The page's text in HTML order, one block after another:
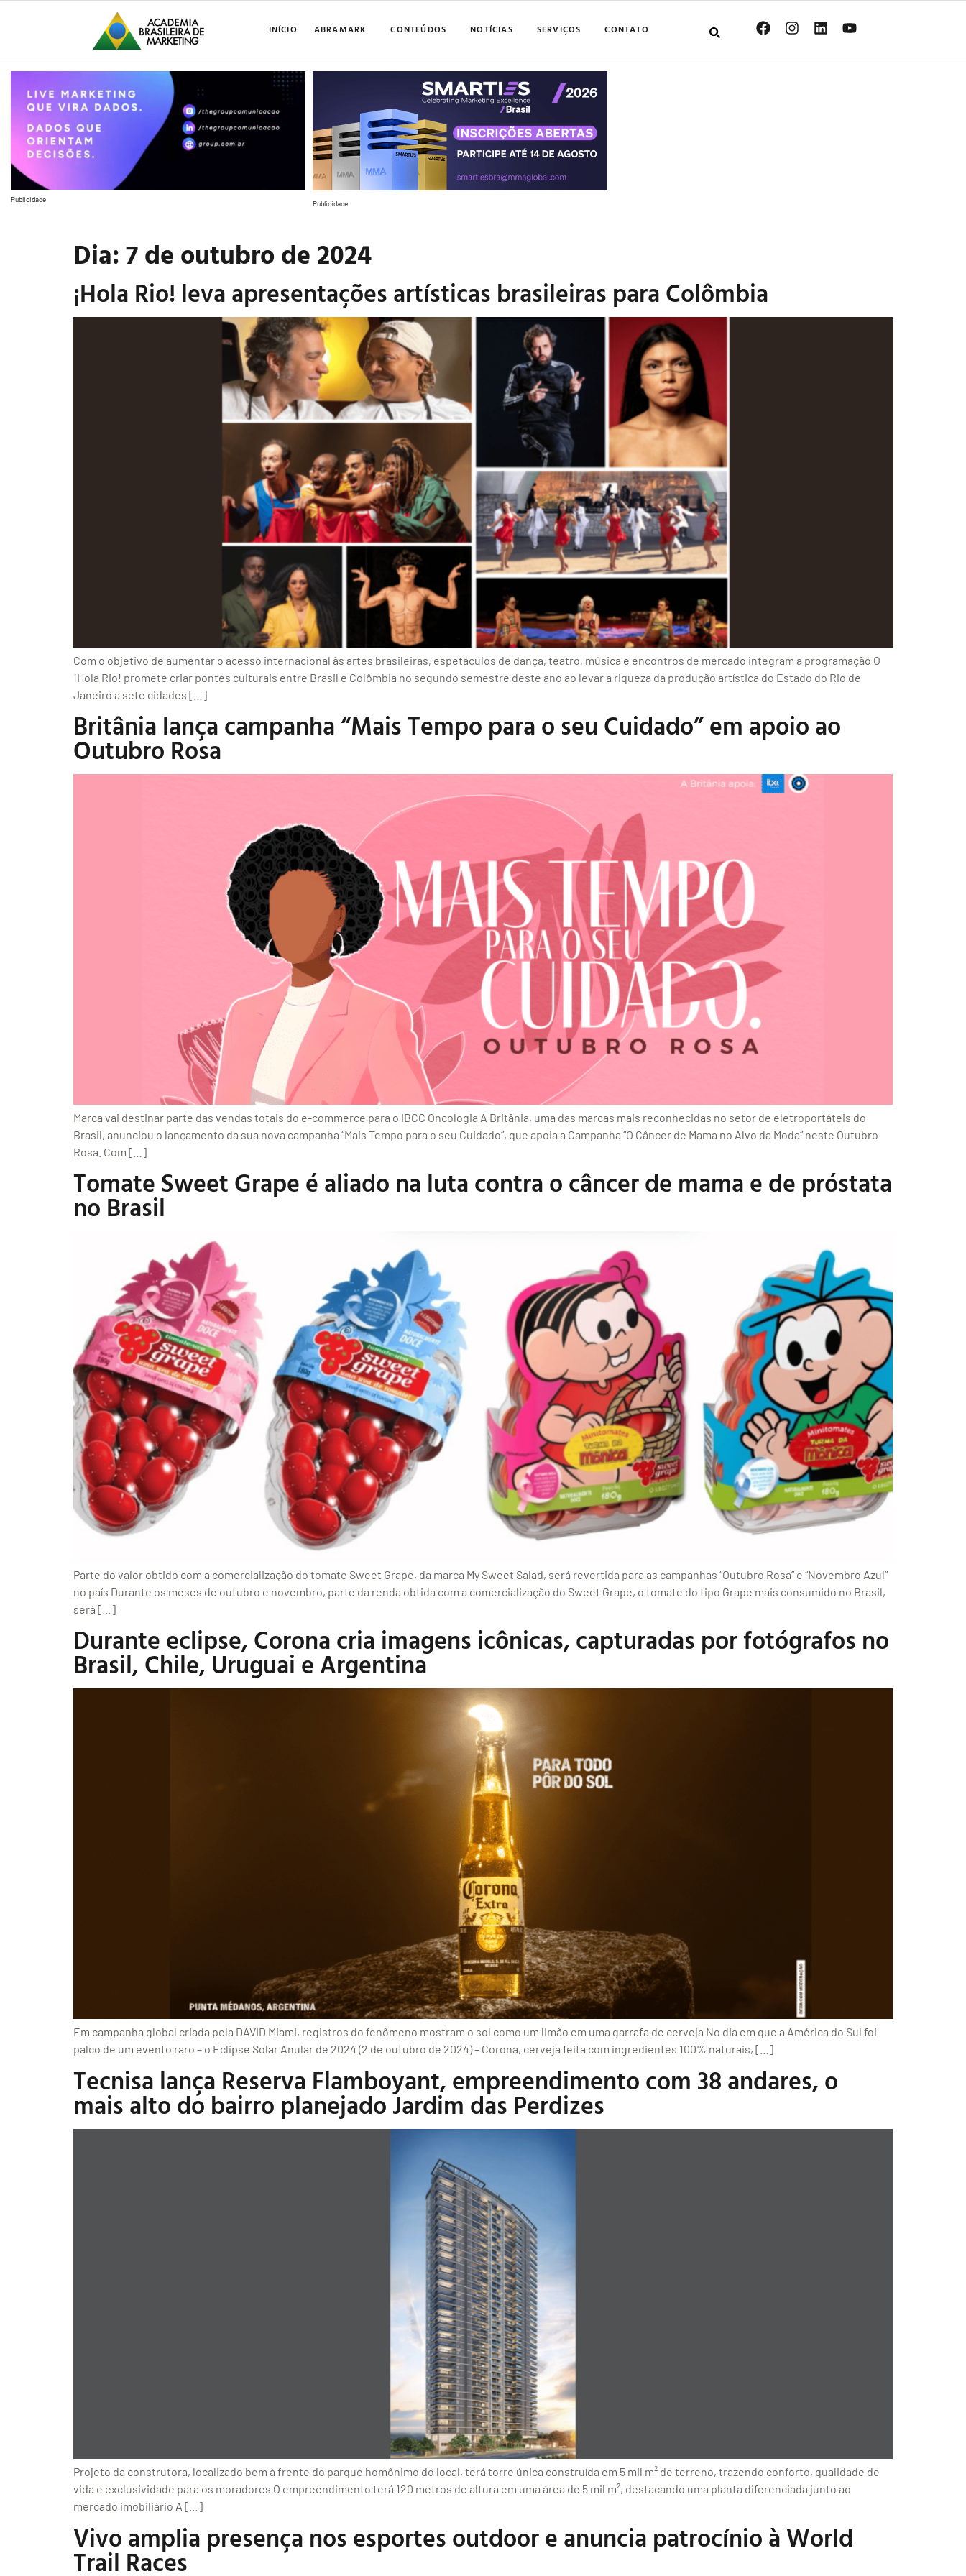
INÍCIO ABRAMARK CONTEÚDOS NOTÍCIAS SERVIÇOS CONTATO
Publicidade Publicidade
Dia:7 de outubro de 2024
¡Hola Rio! leva apresentações artísticas brasileiras para Colômbia
Com o objetivo de aumentar o acesso internacional às artes brasileiras, espetáculos de dança, teatro, música e encontros de mercado integram a programação O
¡Hola Rio! promete criar pontes culturais entre Brasil e Colômbia no segundo semestre deste ano ao levar a riqueza da produção artística do Estado do Rio de
Janeiro a sete cidades […]
Britânia lança campanha “Mais Tempo para o seu Cuidado” em apoio ao
Outubro Rosa
Marca vai destinar parte das vendas totais do e-commerce para o IBCC Oncologia A Britânia, uma das marcas mais reconhecidas no setor de eletroportáteis do
Brasil, anunciou o lançamento da sua nova campanha “Mais Tempo para o seu Cuidado”, que apoia a Campanha “O Câncer de Mama no Alvo da Moda” neste Outubro
Rosa. Com […]
Tomate Sweet Grape é aliado na luta contra o câncer de mama e de próstata
no Brasil
Parte do valor obtido com a comercialização do tomate Sweet Grape, da marca My Sweet Salad, será revertida para as campanhas “Outubro Rosa” e “Novembro Azul”
no país Durante os meses de outubro e novembro, parte da renda obtida com a comercialização do Sweet Grape, o tomate do tipo Grape mais consumido no Brasil,
será […]
Durante eclipse, Corona cria imagens icônicas, capturadas por fotógrafos no
Brasil, Chile, Uruguai e Argentina
Em campanha global criada pela DAVID Miami, registros do fenômeno mostram o sol como um limão em uma garrafa de cerveja No dia em que a América do Sul foi
palco de um evento raro – o Eclipse Solar Anular de 2024 (2 de outubro de 2024) – Corona, cerveja feita com ingredientes 100% naturais, […]
Tecnisa lança Reserva Flamboyant, empreendimento com 38 andares, o
mais alto do bairro planejado Jardim das Perdizes
Projeto da construtora, localizado bem à frente do parque homônimo do local, terá torre única construída em 5 mil m² de terreno, trazendo conforto, qualidade de
vida e exclusividade para os moradores O empreendimento terá 120 metros de altura em uma área de 5 mil m², destacando uma planta diferenciada junto ao
mercado imobiliário A […]
Vivo amplia presença nos esportes outdoor e anuncia patrocínio à World
Trail Races